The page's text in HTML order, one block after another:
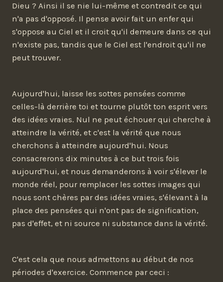
Dieu ? Ainsi il se nie lui-même et contredit ce qui
n'a pas d'opposé. Il pense avoir fait un enfer qui
s'oppose au Ciel et il croit qu'il demeure dans ce qui
n'existe pas, tandis que le Ciel est l'endroit qu'il ne
peut trouver.
Aujourd'hui, laisse les sottes pensées comme
celles-là derrière toi et tourne plutôt ton esprit vers
des idées vraies. Nul ne peut échouer qui cherche à
atteindre la vérité, et c'est la vérité que nous
cherchons à atteindre aujourd'hui. Nous
consacrerons dix minutes à ce but trois fois
aujourd'hui, et nous demanderons à voir s'élever le
monde réel, pour remplacer les sottes images qui
nous sont chères par des idées vraies, s'élevant à la
place des pensées qui n'ont pas de signification,
pas d'effet, et ni source ni substance dans la vérité.
C'est cela que nous admettons au début de nos
périodes d'exercice. Commence par ceci :